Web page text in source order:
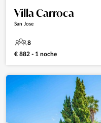
Villa Carroca
San Jose
8
€ 882 - 1 noche